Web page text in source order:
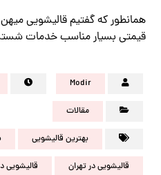
همانطور که گفتیم قالیشویی
قیمتی بسیار مناسب خدمات
Modir
مقالات
بهترین قالیشویی
قالیشویی در تهران قالیشویی